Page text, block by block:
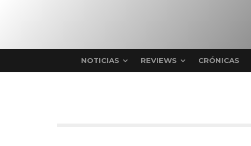
NOTICIAS REVIEWS CRÓNICAS